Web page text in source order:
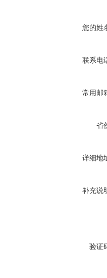
您的姓
联系电
常用邮
省
详细地
补充说
验证